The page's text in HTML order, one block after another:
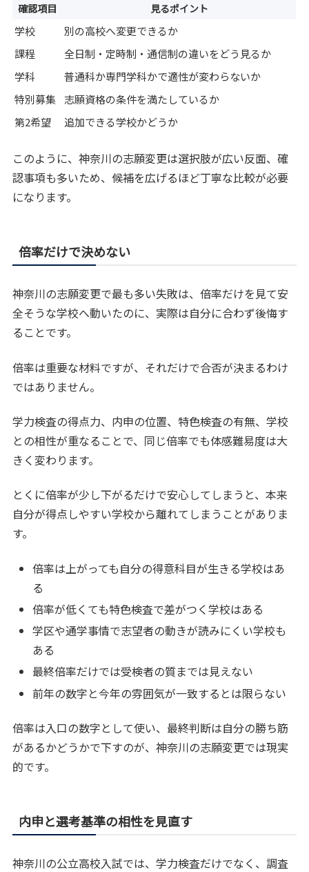
確認項目 見るポイント
学校
別の高校へ変更できるか
課程
全日制・定時制・通信制の違いをどう見るか
学科
普通科か専門学科かで適性が変わらないか
特別募集 志願資格の条件を満たしているか
第2希望
追加できる学校かどうか
このように、神奈川の志願変更は選択肢が広い反面、確
認事項も多いため、候補を広げるほど丁寧な比較が必要
になります。
倍率だけで決めない
神奈川の志願変更で最も多い失敗は、倍率だけを見て安
全そうな学校へ動いたのに、実際は自分に合わず後悔す
ることです。
倍率は重要な材料ですが、それだけで合否が決まるわけ
ではありません。
学力検査の得点力、内申の位置、特色検査の有無、学校
との相性が重なることで、同じ倍率でも体感難易度は大
きく変わります。
とくに倍率が少し下がるだけで安心してしまうと、本来
自分が得点しやすい学校から離れてしまうことがありま
す。
倍率は上がっても自分の得意科目が生きる学校はあ
る
倍率が低くても特色検査で差がつく学校はある
学区や通学事情で志望者の動きが読みにくい学校も
ある
最終倍率だけでは受検者の質までは見えない
前年の数字と今年の雰囲気が一致するとは限らない
倍率は入口の数字として使い、最終判断は自分の勝ち筋
があるかどうかで下すのが、神奈川の志願変更では現実
的です。
内申と選考基準の相性を見直す
神奈川の公立高校入試では、学力検査だけでなく、調査